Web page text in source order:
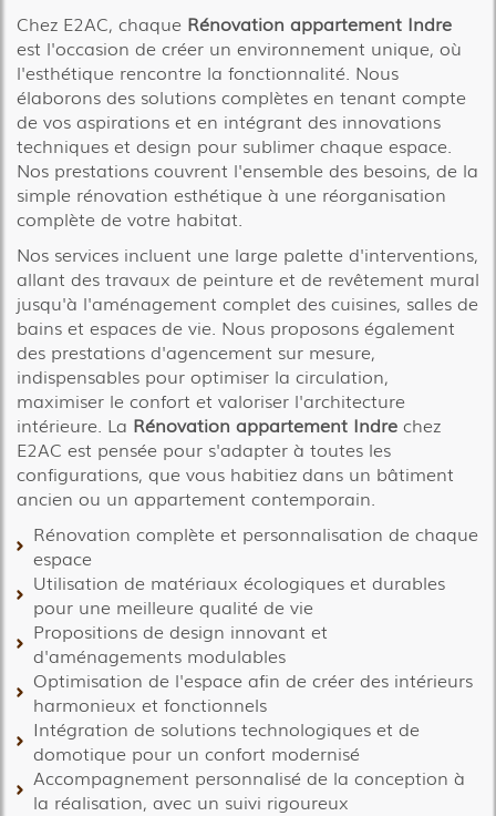
Chez E2AC, chaque Rénovation appartement Indre
est l'occasion de créer un environnement unique, où
l'esthétique rencontre la fonctionnalité. Nous
élaborons des solutions complètes en tenant compte
de vos aspirations et en intégrant des innovations
techniques et design pour sublimer chaque espace.
Nos prestations couvrent l'ensemble des besoins, de la
simple rénovation esthétique à une réorganisation
complète de votre habitat.
Nos services incluent une large palette d'interventions,
allant des travaux de peinture et de revêtement mural
jusqu'à l'aménagement complet des cuisines, salles de
bains et espaces de vie. Nous proposons également
des prestations d'agencement sur mesure,
indispensables pour optimiser la circulation,
maximiser le confort et valoriser l'architecture
intérieure. La Rénovation appartement Indre chez
E2AC est pensée pour s'adapter à toutes les
configurations, que vous habitiez dans un bâtiment
ancien ou un appartement contemporain.
Rénovation complète et personnalisation de chaque
espace
Utilisation de matériaux écologiques et durables
pour une meilleure qualité de vie
Propositions de design innovant et
d'aménagements modulables
Optimisation de l'espace afin de créer des intérieurs
harmonieux et fonctionnels
Intégration de solutions technologiques et de
domotique pour un confort modernisé
Accompagnement personnalisé de la conception à
la réalisation, avec un suivi rigoureux